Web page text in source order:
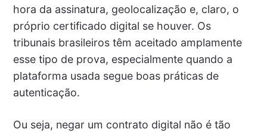
hora da assinatura, geolocalização e, claro, o
próprio certificado digital se houver. Os
tribunais brasileiros têm aceitado amplamente
esse tipo de prova, especialmente quando a
plataforma usada segue boas práticas de
autenticação.
Ou seja, negar um contrato digital não é tão